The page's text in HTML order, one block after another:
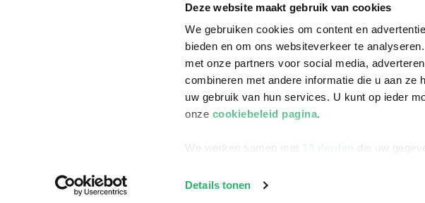
Deze website maakt gebruik van cookies
We gebruiken cookies om content en
bieden en om ons websiteverkeer te
met onze partners voor social media,
combineren met andere informatie die u aan
uw gebruik van hun services. U kunt op ieder
onze cookiebeleid pagina.
We werken samen met 13 derden die uw
Details tonen
Bezorging
Betalen
Retourneren
Vacatures
Winkels